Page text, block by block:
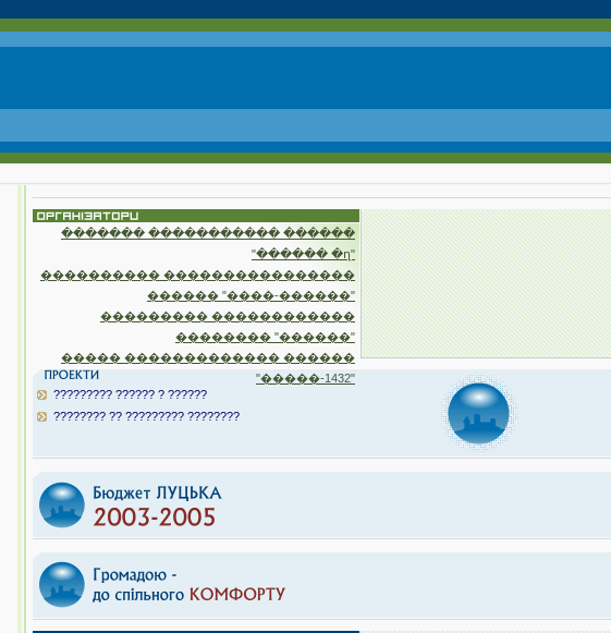
������� ����������� ������
"������ �ղ"
���������� ����������������
������ "����-������"
��������� ������������
�������� "������"
����� ������������� ������
"�����-1432"
????????? ?????? ? ??????
???????? ?? ????????? ????????